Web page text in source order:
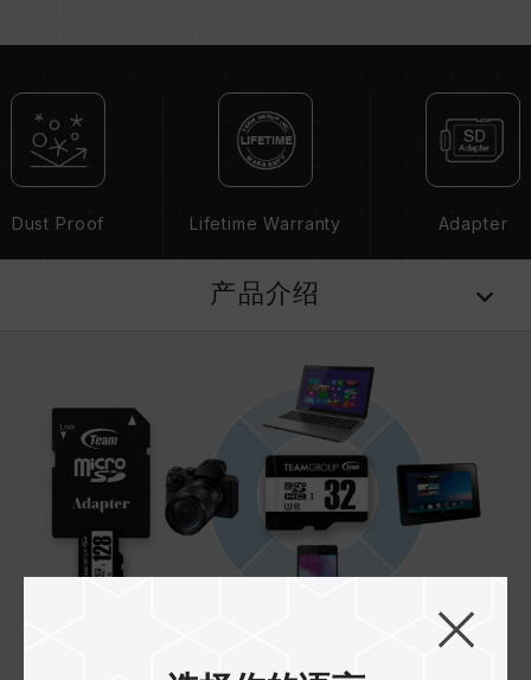
Dust Proof Lifetime Warranty Adapter
产品介绍